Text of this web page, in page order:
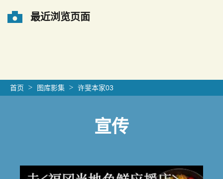
最近浏览页面
首页 图库影集 许斐本家03
宣传